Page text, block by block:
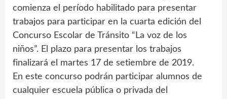
comienza el período habilitado para presentar
trabajos para participar en la cuarta edición del
Concurso Escolar de Tránsito “La voz de los
niños”. El plazo para presentar los trabajos
finalizará el martes 17 de setiembre de 2019.
En este concurso podrán participar alumnos de
cualquier escuela pública o privada del